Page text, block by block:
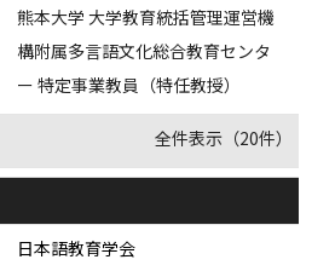
熊本大学 大学教育統括管理運営機
構附属多言語文化総合教育センタ
ー 特定事業教員（特任教授）
全件表示（20件）
日本語教育学会